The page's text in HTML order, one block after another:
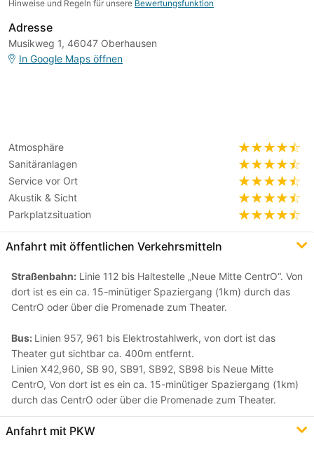
Hinweise und Regeln für unsere Bewertungsfunktion
Adresse
Musikweg 1, 46047 Oberhausen
In Google Maps öffnen
Atmosphäre
Sanitäranlagen
Service vor Ort
Akustik & Sicht
Parkplatzsituation
Anfahrt mit öffentlichen Verkehrsmitteln
Straßenbahn: Linie 112 bis Haltestelle „Neue Mitte CentrO“. Von
dort ist es ein ca. 15-minütiger Spaziergang (1km) durch das
CentrO oder über die Promenade zum Theater.
Bus: Linien 957, 961 bis Elektrostahlwerk, von dort ist das
Theater gut sichtbar ca. 400m entfernt.
Linien X42,960, SB 90, SB91, SB92, SB98 bis Neue Mitte
CentrO, Von dort ist es ein ca. 15-minütiger Spaziergang (1km)
durch das CentrO oder über die Promenade zum Theater.
Anfahrt mit PKW